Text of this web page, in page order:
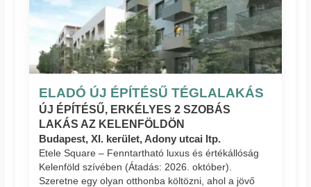
ELADÓ ÚJ ÉPÍTÉSŰ TÉGLALAKÁS
ÚJ ÉPÍTÉSŰ, ERKÉLYES 2 SZOBÁS
LAKÁS AZ KELENFÖLDÖN
Budapest, XI. kerület, Adony utcai ltp.
Etele Square – Fenntartható luxus és értékállóság
Kelenföld szívében (Átadás: 2026. október).
Szeretne egy olyan otthonba költözni, ahol a jövő